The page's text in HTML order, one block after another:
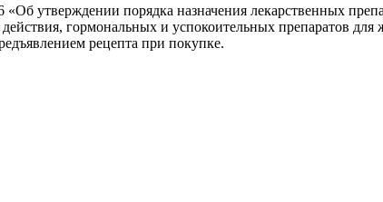
утверждении порядка назначения лекарственных
гормональных и успокоительных препаратов
рецепта при покупке.